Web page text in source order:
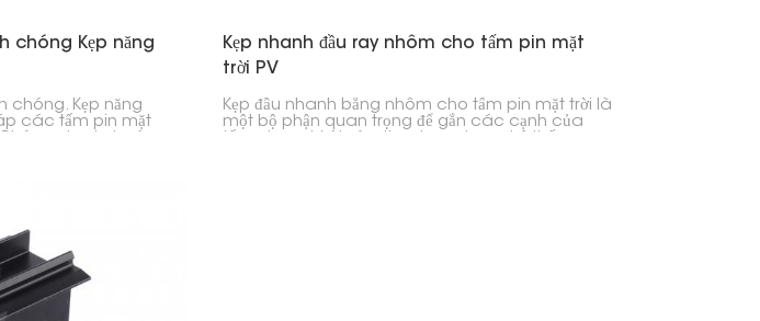
chóng Kẹp năng
chóng. Kẹp năng
các tấm pin mặt
Kẹp nhanh đầu ray nhôm cho tấm pin mặt
trời PV
Kẹp đầu nhanh bằng nhôm cho tấm pin mặt trời là
một bộ phận quan trọng để gắn các cạnh của